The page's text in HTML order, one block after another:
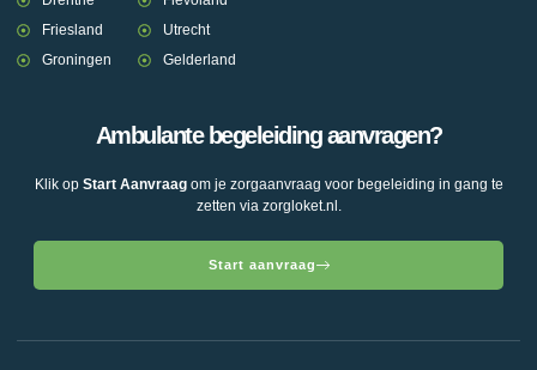
Friesland
Groningen
Utrecht
Gelderland
Ambulante begeleiding aanvragen?
Klik op Start Aanvraagom je zorgaanvraag voor begeleiding in gang te
zetten via zorgloket.nl.
Start aanvraag